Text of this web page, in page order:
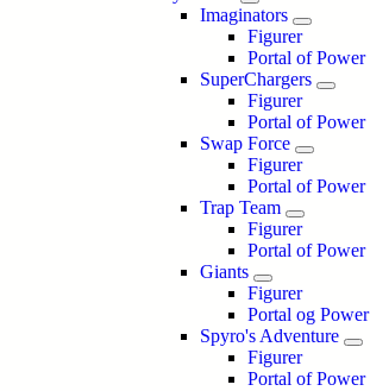
Imaginators
Figurer
Portal of Power
SuperChargers
Figurer
Portal of Power
Swap Force
Figurer
Portal of Power
Trap Team
Figurer
Portal of Power
Giants
Figurer
Portal og Power
Spyro's Adventure
Figurer
Portal of Power